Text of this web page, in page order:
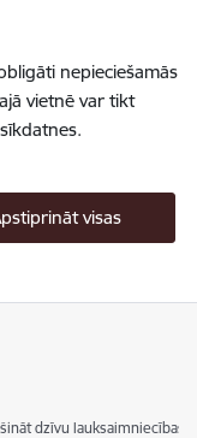
nepieciešamās
vietnē var tikt
visas
dzīvu lauksaimniecības